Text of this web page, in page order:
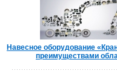
Навесное оборудование
преимуществами